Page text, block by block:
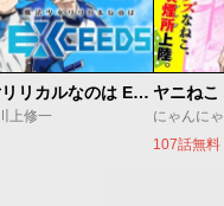
魔法少女リリカルなのは EXCEEDS
上修一
ヤニねこ
にゃんに
107話無料